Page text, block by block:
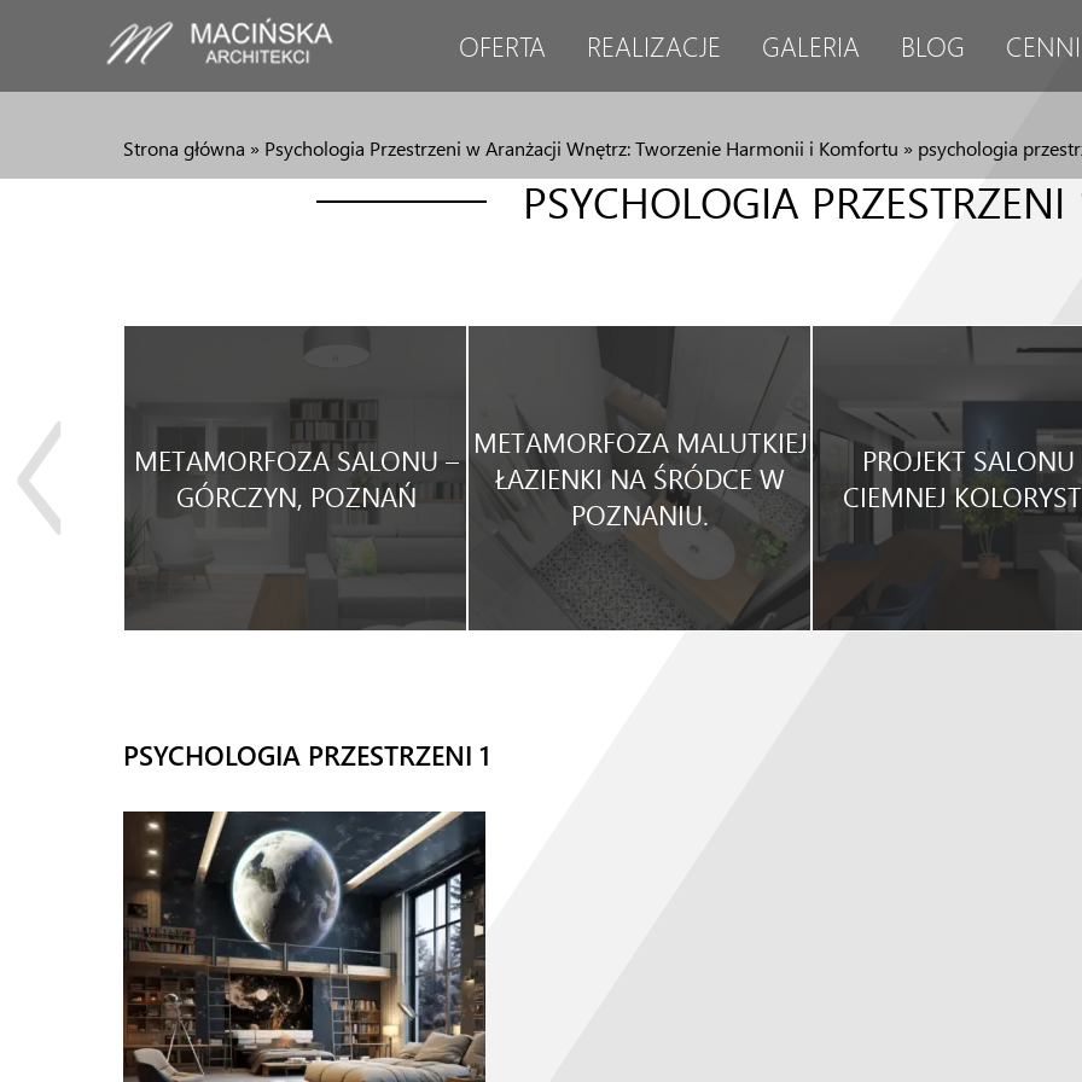
OFERTA REALIZACJE GALERIA BLOG
Strona główna » Psychologia Przestrzeni w Aranżacji Wnętrz: Tworzenie Harmonii i Komfortu » psychologia
PSYCHOLOGIA PRZESTRZENI
METAMORFOZA SALONU –
GÓRCZYN, POZNAŃ
METAMORFOZA MALUTKIEJ
ŁAZIENKI NA ŚRÓDCE W
POZNANIU.
PROJEKT
CIEMNEJ
PSYCHOLOGIA PRZESTRZENI 1